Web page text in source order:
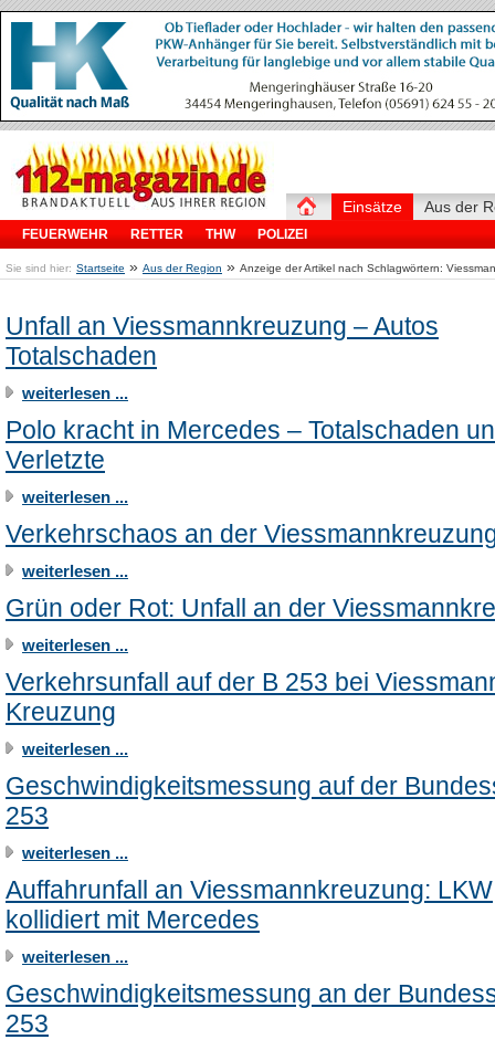
Einsätze
FEUERWEHR RETTER THW POLIZEI
Aus der
Sie sind hier: Startseite » Aus der Region » Anzeige der Artikel nach Schlagwörtern:
Unfall an Viessmannkreuzung – Autos
Totalschaden
weiterlesen ...
Polo kracht in Mercedes – Totalschaden
Verletzte
weiterlesen ...
Verkehrschaos an der
weiterlesen ...
Grün oder Rot: Unfall an der
weiterlesen ...
Verkehrsunfall auf der B 253 bei
Kreuzung
weiterlesen ...
Geschwindigkeitsmessung auf der
253
weiterlesen ...
Auffahrunfall an Viessmannkreuzung: LKW
kollidiert mit Mercedes
weiterlesen ...
Geschwindigkeitsmessung an der
253